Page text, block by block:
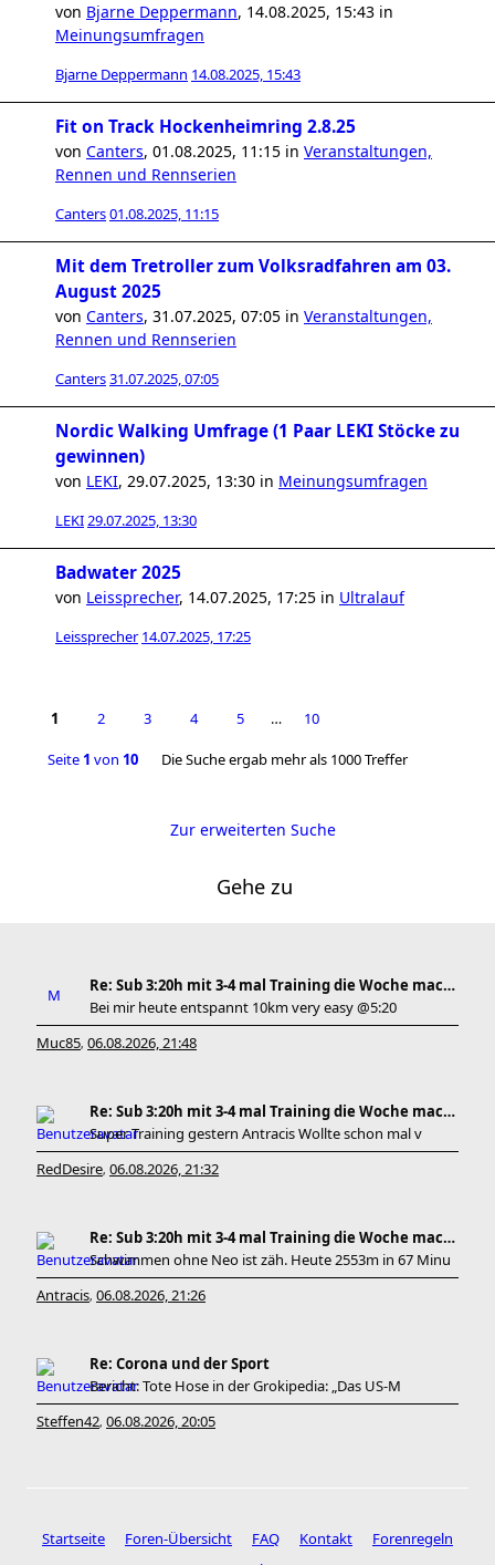
von Bjarne Deppermann, 14.08.2025, 15:43 in
Meinungsumfragen
Bjarne Deppermann 14.08.2025, 15:43
Fit on Track Hockenheimring 2.8.25
von Canters, 01.08.2025, 11:15 in Veranstaltungen,
Rennen und Rennserien
Canters01.08.2025, 11:15
Mit dem Tretroller zum Volksradfahren am 03.
August 2025
von Canters, 31.07.2025, 07:05 in Veranstaltungen,
Rennen und Rennserien
Canters31.07.2025, 07:05
Nordic Walking Umfrage (1 Paar LEKI Stöcke zu
gewinnen)
von LEKI, 29.07.2025, 13:30 in Meinungsumfragen
LEKI29.07.2025, 13:30
Badwater 2025
von Leissprecher, 14.07.2025, 17:25 in Ultralauf
Leissprecher 14.07.2025, 17:25
1 2 3 4 5 … 10
Seite 1 von 10 Die Suche ergab mehr als 1000 Treffer
Zur erweiterten Suche
Gehe zu
Re: Sub 3:20h mit 3-4 mal Training die Woche machb
Bei mir heute entspannt 10km very easy @5:20
Muc85, 06.08.2026, 21:48
Re: Sub 3:20h mit 3-4 mal Training die Woche machb
Super Training gestern Antracis Wollte schon mal v
RedDesire, 06.08.2026, 21:32
Re: Sub 3:20h mit 3-4 mal Training die Woche machb
Schwimmen ohne Neo ist zäh. Heute 2553m in 67 Minu
Antracis, 06.08.2026, 21:26
Re: Corona und der Sport
Bericht: Tote Hose in der Grokipedia: „Das US-M
Steffen42, 06.08.2026, 20:05
Startseite Foren-Übersicht FAQ Kontakt
Forenregeln